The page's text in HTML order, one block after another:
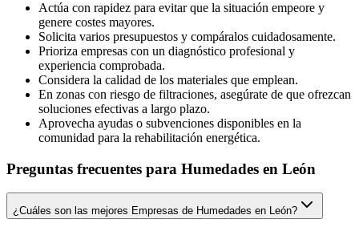
Actúa con rapidez para evitar que la situación empeore y
genere costes mayores.
Solicita varios presupuestos y compáralos cuidadosamente.
Prioriza empresas con un diagnóstico profesional y
experiencia comprobada.
Considera la calidad de los materiales que emplean.
En zonas con riesgo de filtraciones, asegúrate de que ofrezcan
soluciones efectivas a largo plazo.
Aprovecha ayudas o subvenciones disponibles en la
comunidad para la rehabilitación energética.
Preguntas frecuentes para Humedades en León
¿Cuáles son las mejores Empresas de Humedades en León?